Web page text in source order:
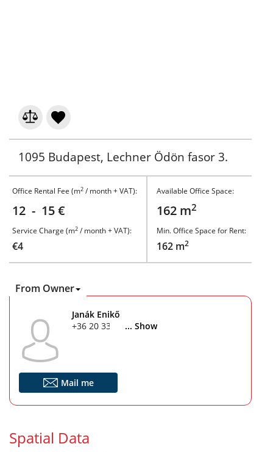
1095 Budapest, Lechner Ödön fasor 3.
Office Rental Fee (m2 / month + VAT):
12 - 15 €
Service Charge (m2 / month + VAT):
€4
Available Office Space:
162 m2
Min. Office Space for Rent:
162 m2
From Owner
Janák Enikő
+36 20 333 1022... Show
Mail me
Spatial Data